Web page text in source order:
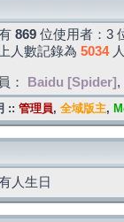
869 位使用者：3
人數記錄為 5034
： Baidu [Spider] ,
:: 管理員, 全域版主,
人生日